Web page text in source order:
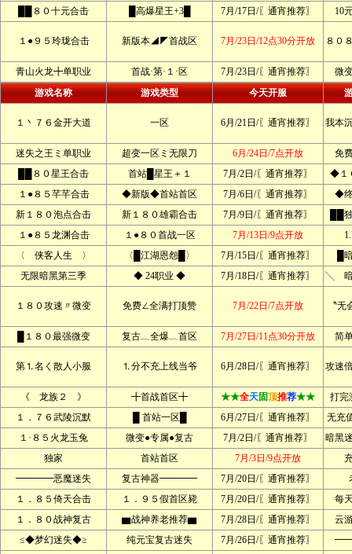
██８０十元合击
█高爆星王+3█ 7月/17日/〖通宵推荐〗 10
１●９５玲珑合击 新版本◢◤首战区 7月/23日/12点30分开放 ８０
青山火龙╋单职业 首战·第·１·区 7月/23日/〖通宵推荐〗
微
游戏名称
游戏类型 今天开服
１丶７６金开大道 一区 6月/21日/〖通宵推荐〗 我本
迷失之王ミ单职业 超变一区ミ无限刀 6月/24日/7点开放
免
██８０星王合击
首站█星王＋１ 7月/2日/〖通宵推荐〗
◆１
１●８５芊芊合击
◆新版◆首站首区 7月/6日/〖通宵推荐〗
◆
新１８０泡点合击
新１８０雄霸合击 7月/9日/〖通宵推荐〗
██
１●８５龙渊合击
１●８０首战一区 7月/13日/9点开放
〈 侠客人生 〉
〈█江湖恩怨█〉 7月/15日/〖通宵推荐〗
█
无限暗黑第三季
◆ 24职业 ◆ 7月/18日/〖通宵推荐〗 ╲ 暗
１８０攻速〃微变 免费∠全满打顶赞 7月/22日/7点开放 〝
█１８０最强微变 复古﹏全爆﹏首区 7月/27日/11点30分开放 简
第⒈名く散人小服 ⒈分不充上线当爷 6月/28日/〖通宵推荐〗 攻速
《 龙族２ 》 ╋首战首区╋ ★★全天固顶推荐★★
打完
１．７６武陵沉默
█ 首站一区█ 6月/27日/〖通宵推荐〗
无充
１·８５火龙玉兔
微变●专属●复古 7月/2日/〖通宵推荐〗
暗黑
独家
首站首区 7月/3日/9点开放
━━━━恶魔迷失
复古神器━━━━ 7月/20日/〖通宵推荐〗
１．８５倚天合击
１．９５假首区毙 7月/20日/〖通宵推荐〗
每
１．８０战神复古
▆战神养老推荐▆ 7月/28日/〖通宵推荐〗
云
≤◆梦幻迷失◆≥
纯元宝复古迷失 7月/26日/〖通宵推荐〗
━━